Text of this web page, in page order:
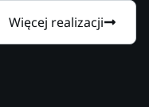
Więcej realizacji